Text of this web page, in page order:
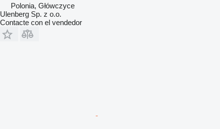
Polonia, Główczyce
Ulenberg Sp. z o.o.
Contacte con el vendedor